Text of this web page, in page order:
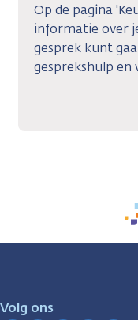
Op de pagina
informatie over
gesprek kunt
gesprekshulp en
Volg ons